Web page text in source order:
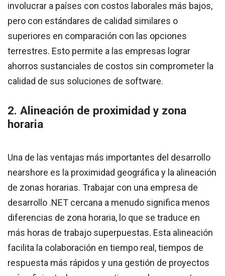
involucrar a países con costos laborales más bajos,
pero con estándares de calidad similares o
superiores en comparación con las opciones
terrestres. Esto permite a las empresas lograr
ahorros sustanciales de costos sin comprometer la
calidad de sus soluciones de software.
2. Alineación de proximidad y zona
horaria
Una de las ventajas más importantes del desarrollo
nearshore es la proximidad geográfica y la alineación
de zonas horarias. Trabajar con una empresa de
desarrollo .NET cercana a menudo significa menos
diferencias de zona horaria, lo que se traduce en
más horas de trabajo superpuestas. Esta alineación
facilita la colaboración en tiempo real, tiempos de
respuesta más rápidos y una gestión de proyectos